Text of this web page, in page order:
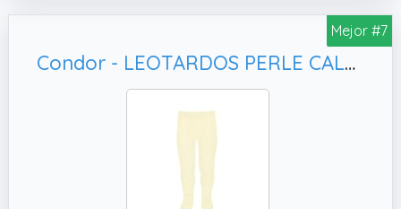
Mejor #7
Condor - LEOTARDOS PERLE CALADOS - BEBE Y NIÑA (MANTEQUILLA, 0)